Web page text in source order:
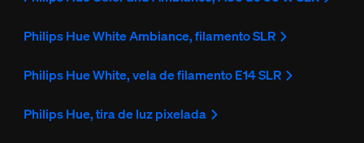
Philips Hue White Ambiance, filamento SLR
Philips Hue White, vela de filamento E14 SLR
Philips Hue, tira de luz pixelada